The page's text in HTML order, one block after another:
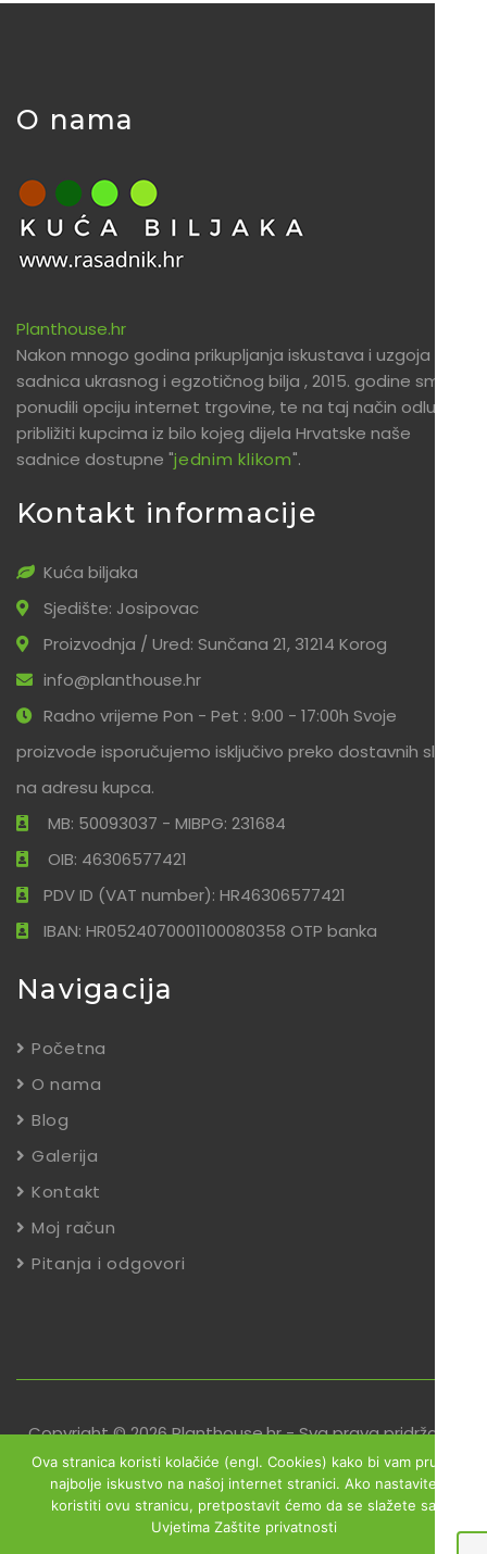
O nama
Planthouse.hr
Nakon mnogo godina prikupljanja iskustava i uzgoja
sadnica ukrasnog i egzotičnog bilja , 2015. godine smo
ponudili opciju internet trgovine, te na taj način odlučili
približiti kupcima iz bilo kojeg dijela Hrvatske naše
sadnice dostupne "jednim klikom".
Kontakt informacije
Kuća biljaka
Sjedište: Josipovac
Proizvodnja / Ured: Sunčana 21, 31214 Korog
info@planthouse.hr
Radno vrijeme Pon - Pet : 9:00 - 17:00h Svoje
proizvode isporučujemo isključivo preko dostavnih službi
na adresu kupca.
MB: 50093037 - MIBPG: 231684
OIB: 46306577421
PDV ID (VAT number): HR46306577421
IBAN: HR0524070001100080358 OTP banka
Navigacija
Početna
O nama
Blog
Galerija
Kontakt
Moj račun
Pitanja i odgovori
Copyright © 2026 Planthouse.hr - Sva prava pridržana
Uvjeti poslovanja Reklamacije
Zaštita podataka
Izjava o sigurnosti online plaćanja
Obrazac za jednostrani raskid ugovora
Ova stranica koristi kolačiće (engl. Cookies) kako bi vam pružili
najbolje iskustvo na našoj internet stranici. Ako nastavite
koristiti ovu stranicu, pretpostavit ćemo da se slažete sa
Uvjetima Zaštite privatnosti